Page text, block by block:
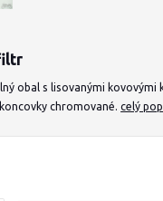
obal s lisovanými kovovými
chromované.celý